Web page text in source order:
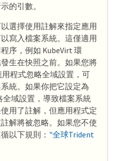
的引數。
選擇使用註解來指定應用
寫入檔案系統。這僅適用
序，例如 KubeVirt 環
生在快照之前。如果您將
程式忽略全域設置，可
統。如果你把它設定為
域設置，導致檔案系統
用了註解，但應用程式定
解將被忽略。如果您不使
以下規則： "全球Trident